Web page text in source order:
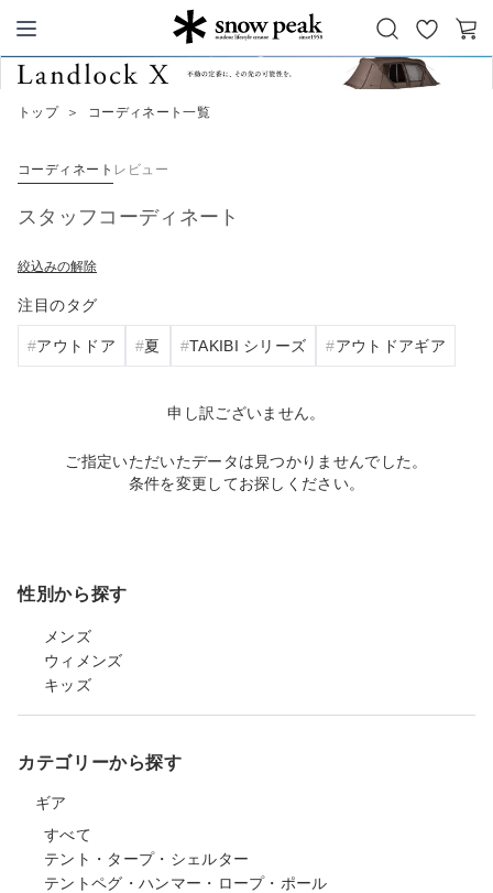
Snow Peak
お
気
カ
トップ ＞ コーディネート一覧
コーディネート レビュー
スタッフコーディネート
絞込みの解除
注目のタグ
アウトドア 夏 TAKIBI シリーズ アウトドアギア
申し訳ございません。
ご指定いただいたデータは見つかりませんでした。
条件を変更してお探しください。
性別から探す
メンズ
ウィメンズ
キッズ
カテゴリーから探す
ギア
すべて
テント・タープ・シェルター
テントペグ・ハンマー・ロープ・ポール